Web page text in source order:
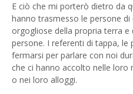
E ciò che mi porterò dietro da
hanno trasmesso le persone
orgogliose della propria terra
persone. I referenti di tappa, le
fermarsi per parlare con noi
che ci hanno accolto nelle loro
o nei loro alloggi.